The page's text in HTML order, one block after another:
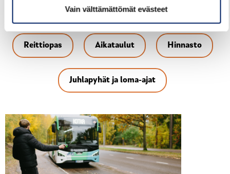
Vain välttämättömät evästeet
vaihtoa ei enää sallita.
Reittiopas Aikataulut Hinnasto
Juhlapyhät ja loma-ajat